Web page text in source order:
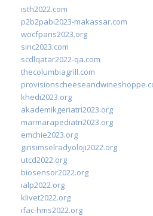
isth2022.com
p2b2pabi2023-makassar.com
wocfparis2023.org
sinc2023.com
scdlqatar2022-qa.com
thecolumbiagrill.com
khedi2023.org
akademikgeriatri2023.org
marmarapediatri2023.org
emchie2023.org
girisimselradyoloji2022.org
utcd2022.org
biosensor2022.org
ialp2022.org
klivet2022.org
ifac-hms2022.org